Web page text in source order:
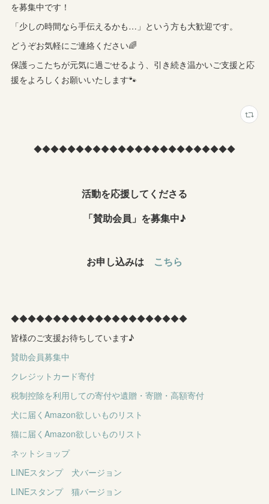
を募集中です！
「少しの時間なら手伝えるかも…」という方も大歓迎です。
どうぞお気軽にご連絡ください🌈
保護っこたちが元気に過ごせるよう、引き続き温かいご支援と応
援をよろしくお願いいたします🐾
◆◆◆◆◆◆◆◆◆◆◆◆◆◆◆◆◆◆◆◆◆◆◆◆
活動を応援してくださる
「賛助会員」を募集中♪
お申し込みは こちら
◆◆◆◆◆◆◆◆◆◆◆◆◆◆◆◆◆◆◆◆◆
皆様のご支援お待ちしています♪
賛助会員募集中
クレジットカード寄付
税制控除を利用しての寄付や遺贈・寄贈・高額寄付
犬に届くAmazon欲しいものリスト
猫に届くAmazon欲しいものリスト
ネットショップ
LINEスタンプ 犬バージョン
LINEスタンプ 猫バージョン